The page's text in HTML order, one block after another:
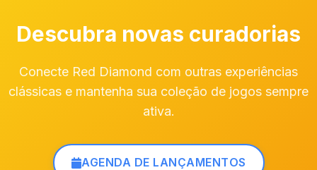
Descubra novas curadorias
Conecte Red Diamond com outras experiências
clássicas e mantenha sua coleção de jogos sempre
ativa.
AGENDA DE LANÇAMENTOS